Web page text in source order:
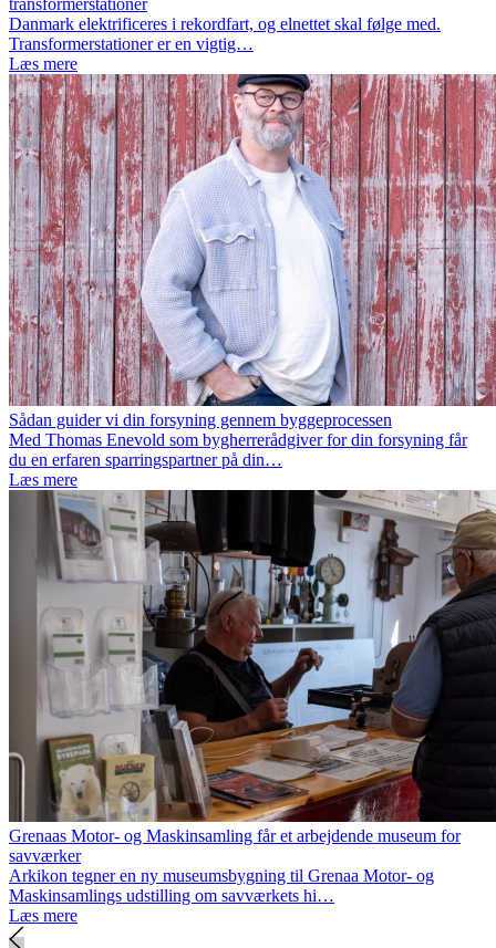
Danmark elektrificeres i rekordfart, og elnettet skal følge med.
Transformerstationer er en vigtig…
Læs mere
Sådan guider vi din forsyning gennem byggeprocessen
Med Thomas Enevold som bygherrerådgiver for din forsyning får
du en erfaren sparringspartner på din…
Læs mere
Grenaas Motor- og Maskinsamling får et arbejdende museum for
savværker
Arkikon tegner en ny museumsbygning til Grenaa Motor- og
Maskinsamlings udstilling om savværkets hi…
Læs mere